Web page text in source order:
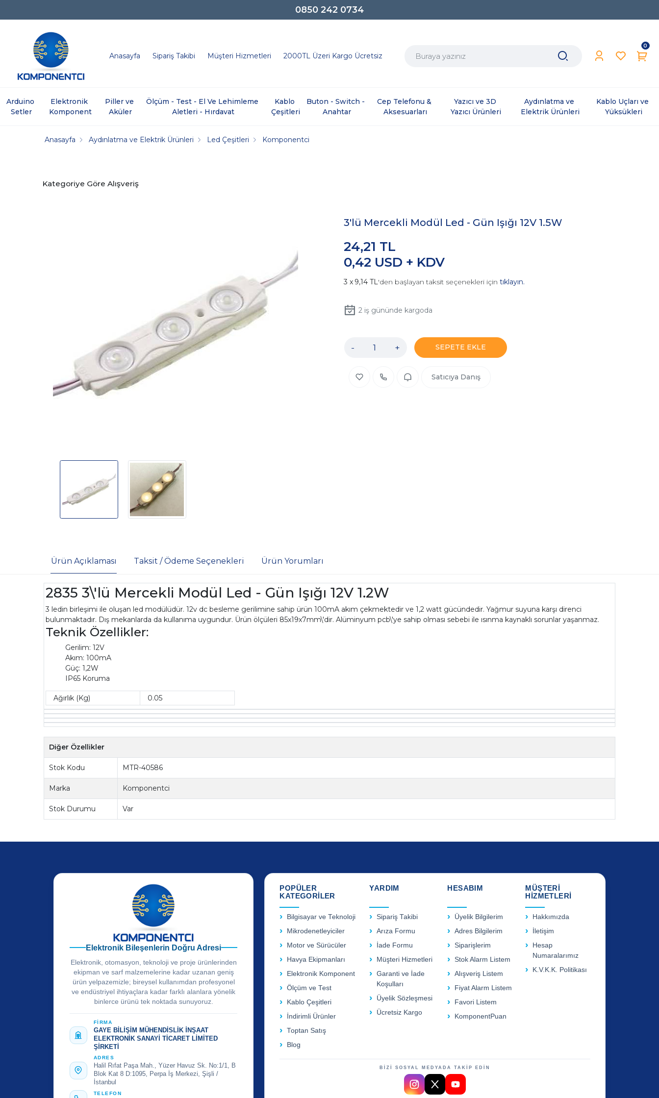
0850 242 0734
Anasayfa Sipariş Takibi Müşteri Hizmetleri 2000TL Üzeri Kargo Ücretsiz
0
Arduino
Setler
Elektronik
Komponent
Piller ve
Aküler
Ölçüm - Test - El Ve Lehimleme
Aletleri - Hırdavat
Kablo
Çeşitleri
Buton - Switch -
Anahtar
Cep Telefonu &
Aksesuarları
Yazıcı ve 3D
Yazıcı Ürünleri
Aydınlatma ve
Elektrik Ürünleri
Kablo Uçları ve
Yüksükleri
Anasayfa Aydınlatma ve Elektrik Ürünleri Led Çeşitleri Komponentci
Kategoriye Göre Alışveriş
3'lü Mercekli Modül Led - Gün Işığı 12V 1.5W
0,42 USD + KDV
24,21 TL
9,14 TL'den başlayan taksit seçenekleri için tıklayın.
2iş gününde kargoda
- + SEPETE EKLE
Satıcıya Danış
Ürün Açıklaması Taksit / Ödeme Seçenekleri Ürün Yorumları
2835 3\'lü Mercekli Modül Led - Gün Işığı 12V 1.2W
3 ledin birleşimi ile oluşan led modülüdür. 12v dc besleme gerilimine sahip ürün 100mA akım çekmektedir ve 1,2 watt gücündedir. Yağmur suyuna karşı direnci
bulunmaktadır. Dış mekanlarda da kullanıma uygundur. Ürün ölçüleri 85x19x7mm\'dir. Alüminyum pcb\'ye sahip olması sebebi ile ısınma kaynaklı sorunlar yaşanmaz.
Teknik Özellikler:
Gerilim: 12V
Akım: 100mA
Güç: 1,2W
IP65 Koruma
Ağırlık (Kg) 0.05
Diğer Özellikler
Stok Kodu MTR-40586
Marka Komponentci
Stok Durumu Var
Elektronik Bileşenlerin Doğru Adresi
Elektronik, otomasyon, teknoloji ve proje ürünlerinden
ekipman ve sarf malzemelerine kadar uzanan geniş
ürün yelpazemizle; bireysel kullanımdan profesyonel
ve endüstriyel ihtiyaçlara kadar farklı alanlara yönelik
binlerce ürünü tek noktada sunuyoruz.
FİRMA
GAYE BİLİŞİM MÜHENDİSLİK İNŞAAT
ELEKTRONİK SANAYİ TİCARET LİMİTED
ŞİRKETİ
ADRES
Halil Rıfat Paşa Mah., Yüzer Havuz Sk. No:1/1, B
Blok Kat 8 D:1095, Perpa İş Merkezi, Şişli /
İstanbul
TELEFON
POPÜLER
KATEGORİLER
Bilgisayar ve Teknoloji
Mikrodenetleyiciler
Motor ve Sürücüler
Havya Ekipmanları
Elektronik Komponent
Ölçüm ve Test
Kablo Çeşitleri
İndirimli Ürünler
Toptan Satış
Blog
YARDIM
Sipariş Takibi
Arıza Formu
İade Formu
Müşteri Hizmetleri
Garanti ve İade
Koşulları
Üyelik Sözleşmesi
Ücretsiz Kargo
HESABIM
Üyelik Bilgilerim
Adres Bilgilerim
Siparişlerim
Stok Alarm Listem
Alışveriş Listem
Fiyat Alarm Listem
Favori Listem
KomponentPuan
MÜŞTERİ
HİZMETLERİ
Hakkımızda
İletişim
Hesap
Numaralarımız
K.V.K.K. Politikası
BİZİ SOSYAL MEDYADA TAKİP EDİN